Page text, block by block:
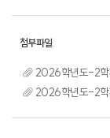
2026학년도-2학
2026학년도-2학